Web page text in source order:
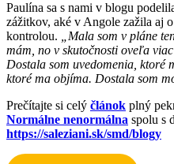
Paulína sa s nami v blogu
zážitkov, aké v Angole zažila aj
kontrolou.
„Mala som v pláne
mám, no v skutočnosti oveľa
Dostala som uvedomenia, ktoré
ktoré ma objíma. Dostala som
Prečítajte si celý článok plný
Normálne nenormálna spolu s
https://saleziani.sk/smd/blogy